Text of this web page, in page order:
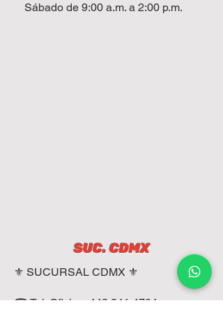
SUC. CDMX
⚜️ SUCURSAL CDMX ⚜️
☎ Tel. Oficina:442 241 4704
Sábado de 9:00 a.m. a 2:00 p.m.